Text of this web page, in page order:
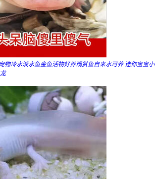
物冷水淡水鱼金鱼活物好养观赏鱼自来水可养 迷你宝宝小